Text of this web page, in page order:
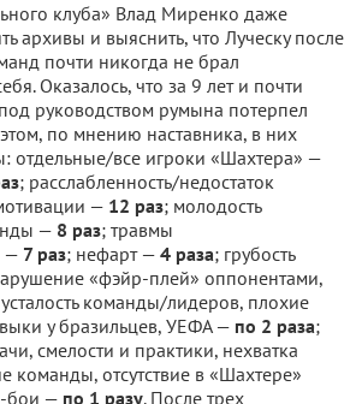
клуба» Влад Миренко даже
архивы и выяснить, что Луческу после
почти никогда не брал
Оказалось, что за 9 лет и почти
руководством румына потерпел
по мнению наставника, в них
отдельные/все игроки «Шахтера» —
; расслабленность/недостаток
— 12 раз; молодость
— 8 раз; травмы
— 7 раз; нефарт — 4 раза; грубость
«фэйр-плей» оппонентами,
команды/лидеров, плохие
у бразильцев, УЕФА — по 2 раза;
смелости и практики, нехватка
команды, отсутствие в «Шахтере»
бои — по 1 разу. После трех